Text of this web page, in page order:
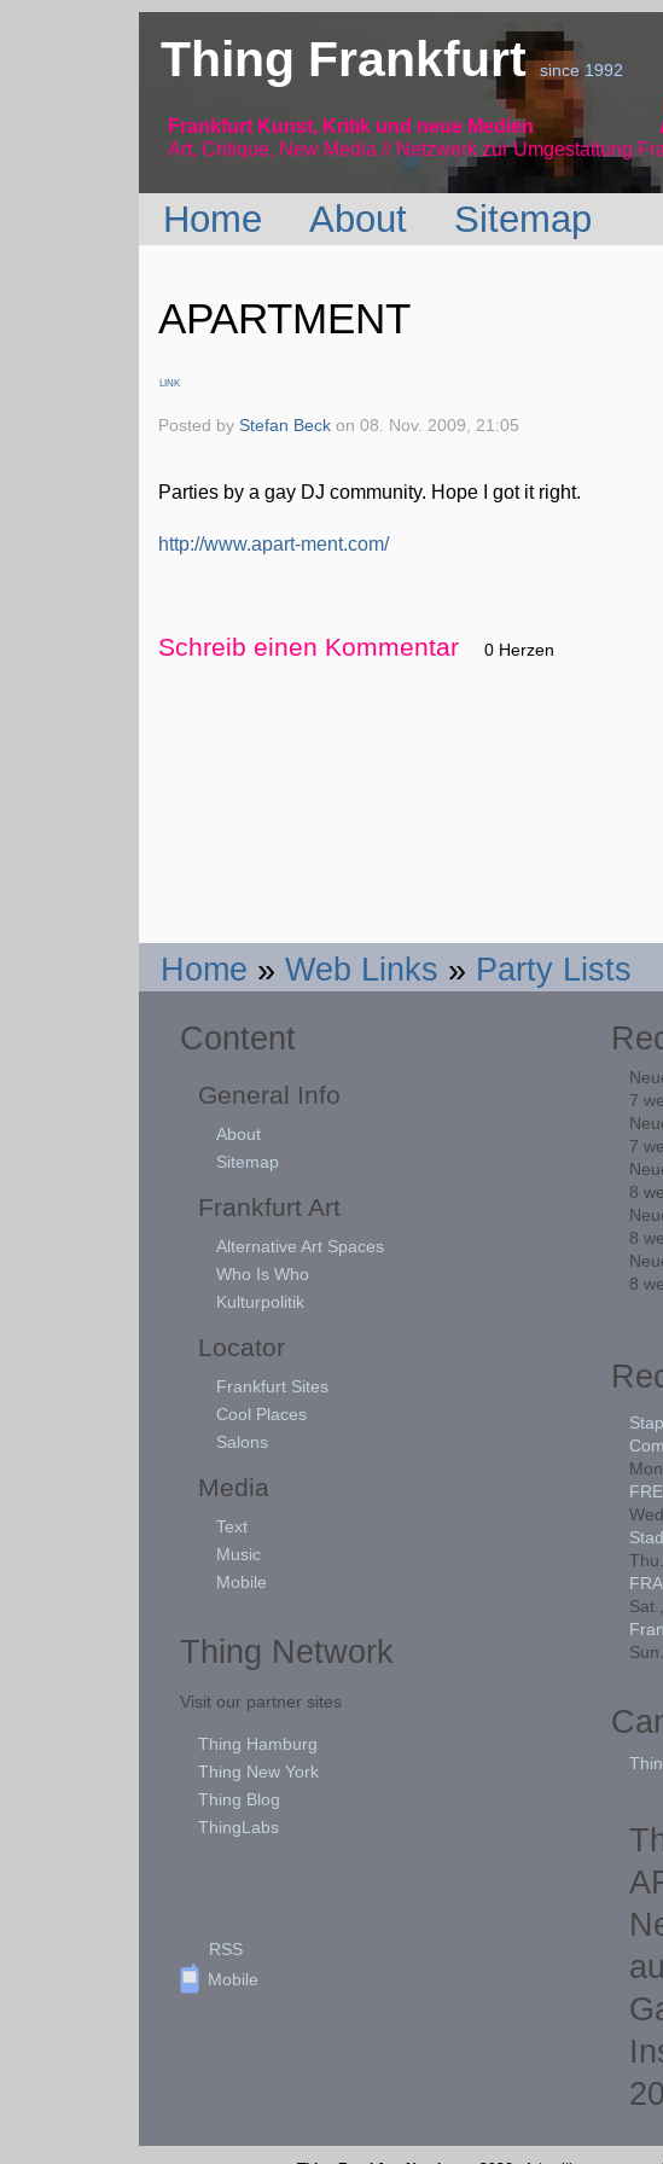
Thing Frankfurtsince 1992
Frankfurt Kunst, Kritik und neue Medien
Art, Critique, New Media // Netzwerk zur Umgestaltung
Home About Sitemap
APARTMENT
LINK
Posted byStefan Beck on08. Nov. 2009, 21:05
Parties by a gay DJ community. Hope I got it right.
http://www.apart-ment.com/
Schreib einen Kommentar 0 Herzen
Home »Web Links » Party Lists
Content
General Info
About
Sitemap
Frankfurt Art
Alternative Art Spaces
Who Is Who
Kulturpolitik
Locator
Frankfurt Sites
Cool Places
Salons
Media
Text
Music
Mobile
Thing Network
Visit our partner sites
Thing Hamburg
Thing New York
Thing Blog
ThingLabs
RSS
Mobile
7
7
8
8
8